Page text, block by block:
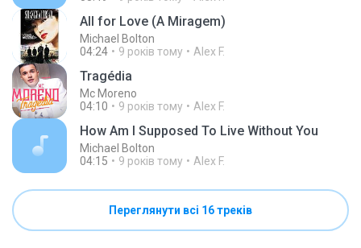
All for Love (A Miragem)
Michael Bolton
04:24
9 років тому Alex F.
Tragédia
Mc Moreno
04:10
9 років тому Alex F.
How Am I Supposed To Live Without You
Michael Bolton
04:15
9 років тому Alex F.
Переглянути всі 16 треків